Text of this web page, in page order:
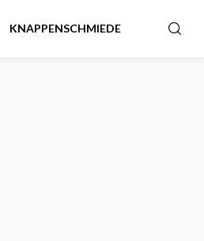
KNAPPENSCHMIEDE